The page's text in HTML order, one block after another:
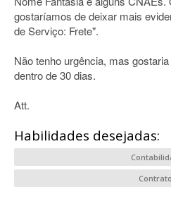
gostaríamos de deixar mais
de Serviço: Frete".
Não tenho urgência, mas
dentro de 30 dias.
Att.
Habilidades desejadas: